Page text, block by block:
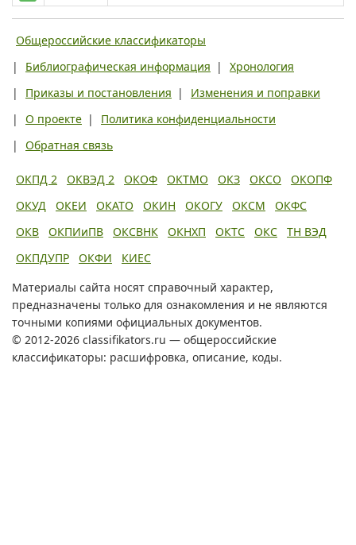
Общероссийские классификаторы
|
Библиографическая информация |
Хронология
|
Приказы и постановления |
Изменения и поправки
|
О проекте |
Политика конфиденциальности
|
Обратная связь
ОКПД 2 ОКВЭД 2 ОКОФ ОКТМО ОКЗ ОКСО
ОКОПФ
ОКУД
ОКЕИ ОКАТО ОКИН ОКОГУ ОКСМ
ОКФС
ОКВ
ОКПИиПВ ОКСВНК ОКНХП ОКТС ОКС
ТН ВЭД
ОКПДУПР
ОКФИ
КИЕС
Материалы сайта носят справочный характер,
предназначены только для ознакомления и не являются
точными копиями официальных документов.
© 2012-2026 classifikators.ru — общероссийские
классификаторы: расшифровка, описание, коды.